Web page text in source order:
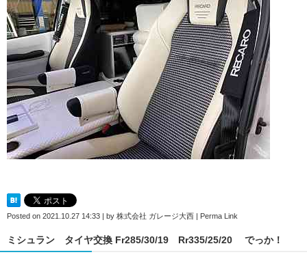
Posted on 2021.10.27 14:33 | by 株式会社 ガレージ大西 | Perma Link
ミシュラン タイヤ交換 Fr285/30/19 Rr335/25/20 でっか！